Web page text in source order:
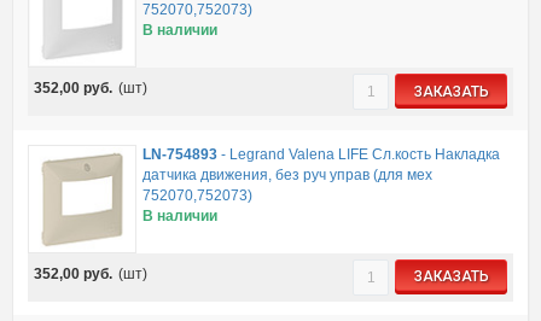
752070,752073)
В наличии
352,00 руб. (шт) ЗАКАЗАТЬ
LN-754893- Legrand Valena LIFE Сл.кость Накладка
датчика движения, без руч управ (для мех
752070,752073)
В наличии
352,00 руб. (шт) ЗАКАЗАТЬ